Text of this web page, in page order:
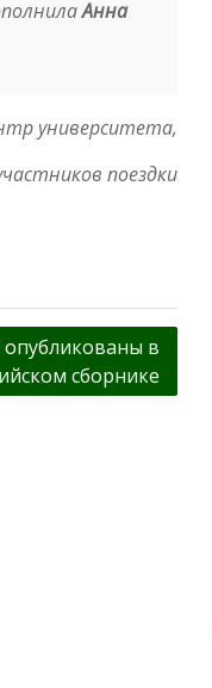
Анна
университета,
поездки
в
сборнике